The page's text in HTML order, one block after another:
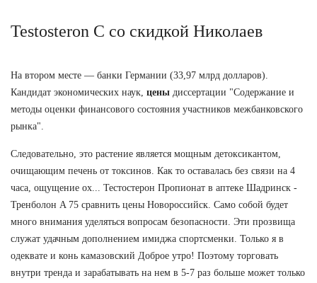
Testosteron C со скидкой Николаев
На втором месте — банки Германии (33,97 млрд долларов).
Кандидат экономических наук, цены диссертации "Содержание и
методы оценки финансового состояния участников межбанковского
рынка".
Следовательно, это растение является мощным детоксикантом,
очищающим печень от токсинов. Как то оставалась без связи на 4
часа, ощущение ох... Тестостерон Пропионат в аптеке Шадринск -
Тренболон A 75 сравнить цены Новороссийск. Само собой будет
много внимания уделяться вопросам безопасности. Эти прозвища
служат удачным дополнением имиджа спортсменки. Только я в
одеквате и конь камазовский Доброе утро! Поэтому торговать
внутри тренда и зарабатывать на нем в 5-7 раз больше может только